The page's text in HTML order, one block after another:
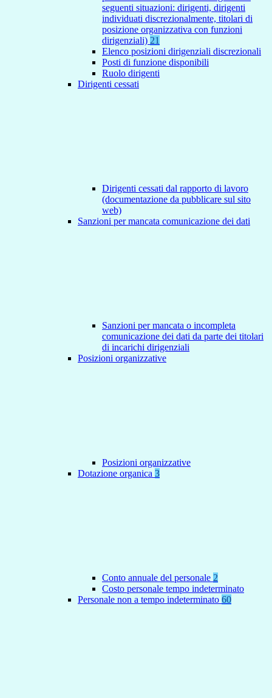
seguenti situazioni: dirigenti, dirigenti
individuati discrezionalmente, titolari di
posizione organizzativa con funzioni
dirigenziali) 21
Elenco posizioni dirigenziali discrezionali
Posti di funzione disponibili
Ruolo dirigenti
Dirigenti cessati
Dirigenti cessati dal rapporto di lavoro
(documentazione da pubblicare sul sito
web)
Sanzioni per mancata comunicazione dei dati
Sanzioni per mancata o incompleta
comunicazione dei dati da parte dei titolari
di incarichi dirigenziali
Posizioni organizzative
Posizioni organizzative
Dotazione organica 3
Conto annuale del personale 2
Costo personale tempo indeterminato
Personale non a tempo indeterminato 60